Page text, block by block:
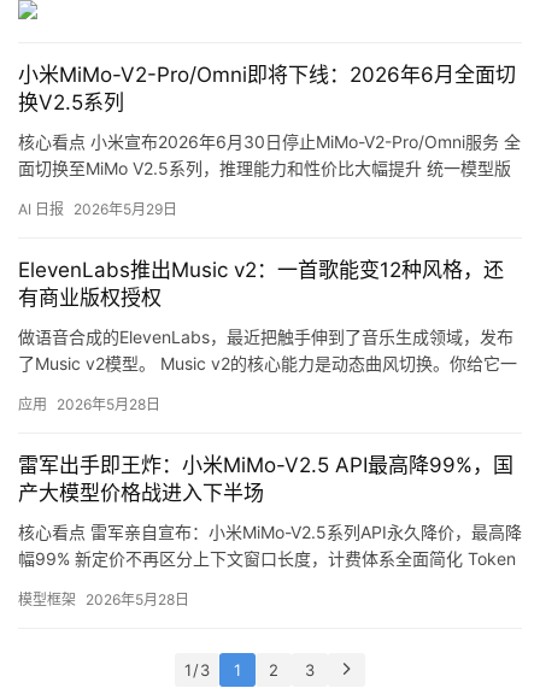
框
架
报
告
年4月首次推出，到2025年4月首次把…
小米MiMo-V2-Pro/Omni即将下线：2026年6月全面切
换V2.5系列
核心看点 小米宣布2026年6月30日停止MiMo-V2-Pro/Omni服务 全
面切换至MiMo V2.5系列，推理能力和性价比大幅提升 统一模型版
Pro和Omni两个老模型，2026年6月30日正式下线。之后全面切到
Omni是上一代产品…
AI 日报 2026年5月29日
ElevenLabs推出Music v2：一首歌能变12种风格，还
有商业版权授权
做语音合成的ElevenLabs，最近把触手伸到了音乐生成领域，发布
了Music v2模型。 Music v2的核心能力是动态曲风切换。你给它一
段瞬间变成重金属摇滚，节奏和流畅度都能保持住。这以往需要专
合规。Music v2训练数据全部是合法授权的，生成的音乐…
应用 2026年5月28日
雷军出手即王炸：小米MiMo-V2.5 API最高降99%，国
产大模型价格战进入下半场
核心看点 雷军亲自宣布：小米MiMo-V2.5系列API永久降价，最高降
幅99% 新定价不再区分上下文窗口长度，计费体系全面简化 Token
生效 详细解析 降价的尺度：从腰斩到脚踝斩 5月27日一早，雷军在
价，最高降幅达到99%。这不是限…
模型框架 2026年5月28日
1 / 3 1 2 3